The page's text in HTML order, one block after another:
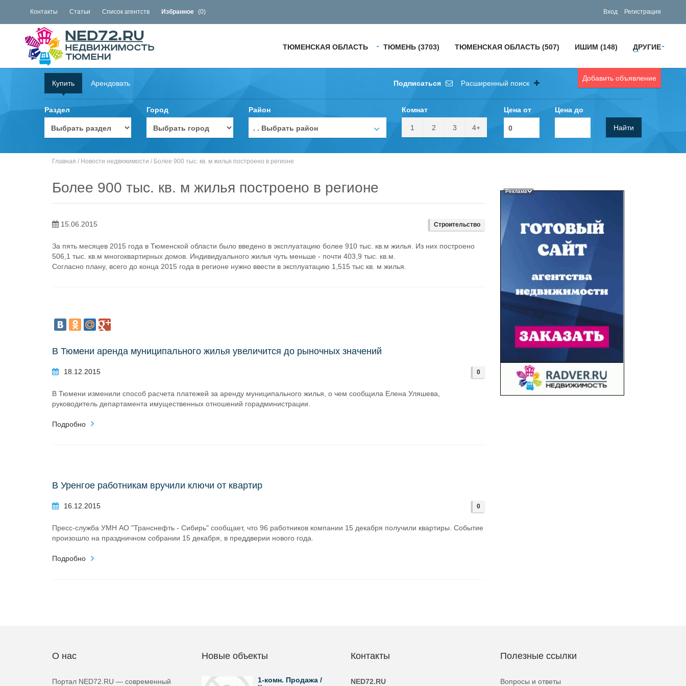
Контакты Статьи Список агентств Избранное (0) Вход Регистрация
ТЮМЕНСКАЯ ОБЛАСТЬ ТЮМЕНЬ (3703) ТЮМЕНСКАЯ ОБЛАСТЬ (507) ИШИМ (148) ДРУГИЕ
Добавить объявление
Купить Арендовать Подписаться Расширенный поиск
Раздел Город Район
. . Выбрать район
Комнат
1 2 3 4+
Цена от Цена до
Найти
Главная / Новости недвижимости / Более 900 тыс. кв. м жилья построено в регионе
Более 900 тыс. кв. м жилья построено в регионе
15.06.2015 Строительство
За пять месяцев 2015 года в Тюменской области было введено в эксплуатацию более 910 тыс. кв.м жилья. Из них построено
506,1 тыс. кв.м многоквартирных домов. Индивидуального жилья чуть меньше - почти 403,9 тыс. кв.м.
Согласно плану, всего до конца 2015 года в регионе нужно ввести в эксплуатацию 1,515 тыс кв. м жилья.
В Тюмени аренда муниципального жилья увеличится до рыночных значений
18.12.2015 0
В Тюмени изменили способ расчета платежей за аренду муниципального жилья, о чем сообщила Елена Уляшева,
руководитель департамента имущественных отношений горадминистрации.
Подробно
В Уренгое работникам вручили ключи от квартир
16.12.2015 0
Пресс-служба УМН АО "Транснефть - Сибирь" сообщает, что 96 работников компании 15 декабря получили квартиры. Событие
произошло на праздничном собрании 15 декабря, в преддверии нового года.
Подробно
Реклама
О нас
Портал NED72.RU — современный
Новые объекты
1-комн. Продажа /
Контакты
NED72.RU
Полезные ссылки
Вопросы и ответы